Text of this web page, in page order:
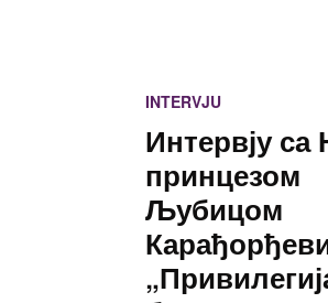
INTERVJU
Интервју
принцезом
Љубицом